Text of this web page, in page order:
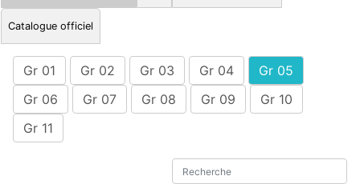
Catalogue officiel
Gr 01 Gr 02 Gr 03 Gr 04
Gr 05
Gr 06
Gr 07 Gr 08 Gr 09
Gr 10
Gr 11